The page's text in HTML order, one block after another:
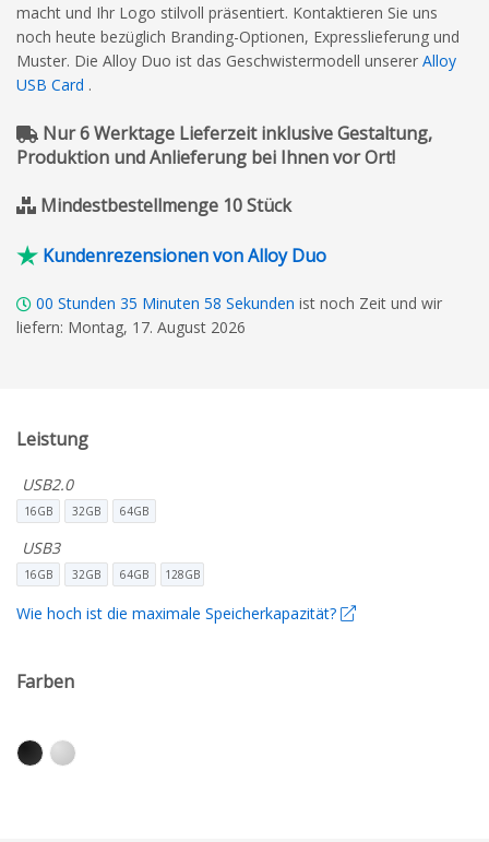
macht und Ihr Logo stilvoll präsentiert. Kontaktieren Sie uns
noch heute bezüglich Branding-Optionen, Expresslieferung und
Muster. Die Alloy Duo ist das Geschwistermodell unserer Alloy
USB Card .
Nur 6 Werktage Lieferzeit inklusive Gestaltung,
Produktion und Anlieferung bei Ihnen vor Ort!
Mindestbestellmenge 10 Stück
Kundenrezensionen von Alloy Duo
00 Stunden 35 Minuten 57 Sekunden ist noch Zeit und wir
liefern: Montag, 17. August 2026
Leistung
USB2.0
16GB 32GB 64GB
USB3
16GB 32GB 64GB 128GB
Wie hoch ist die maximale Speicherkapazität?
Farben